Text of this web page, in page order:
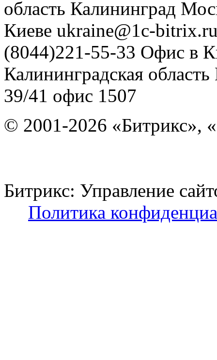
область Калининград
Киеве ukraine@1c-
(8044)221-55-33 Офис в
Калининградская область
39/41 офис 1507
© 2001-2026 «Битрикс»,
Битрикс: Управление
Политика